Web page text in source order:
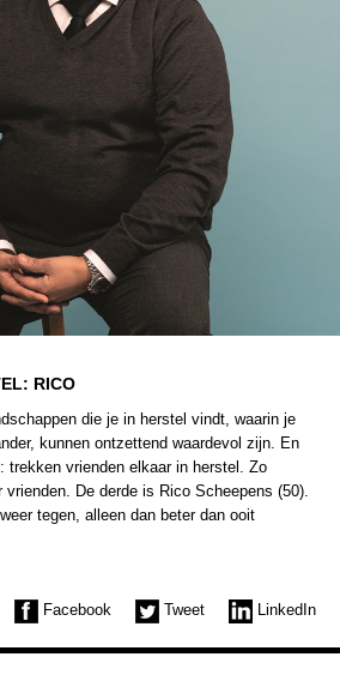
RICO
die je in herstel vindt, waarin je
kunnen ontzettend waardevol zijn. En
trekken vrienden elkaar in herstel. Zo
De derde is Rico Scheepens (50).
tegen, alleen dan beter dan ooit
Facebook Tweet LinkedIn